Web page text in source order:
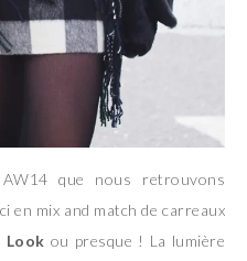
AW14 que nous retrouvons
en mix and match de carreaux
Look ou presque ! La lumière